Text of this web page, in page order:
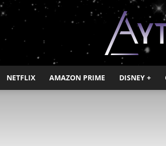
NETFLIX AMAZON PRIME DISNEY +